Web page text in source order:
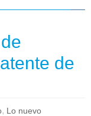
de
, Lo nuevo